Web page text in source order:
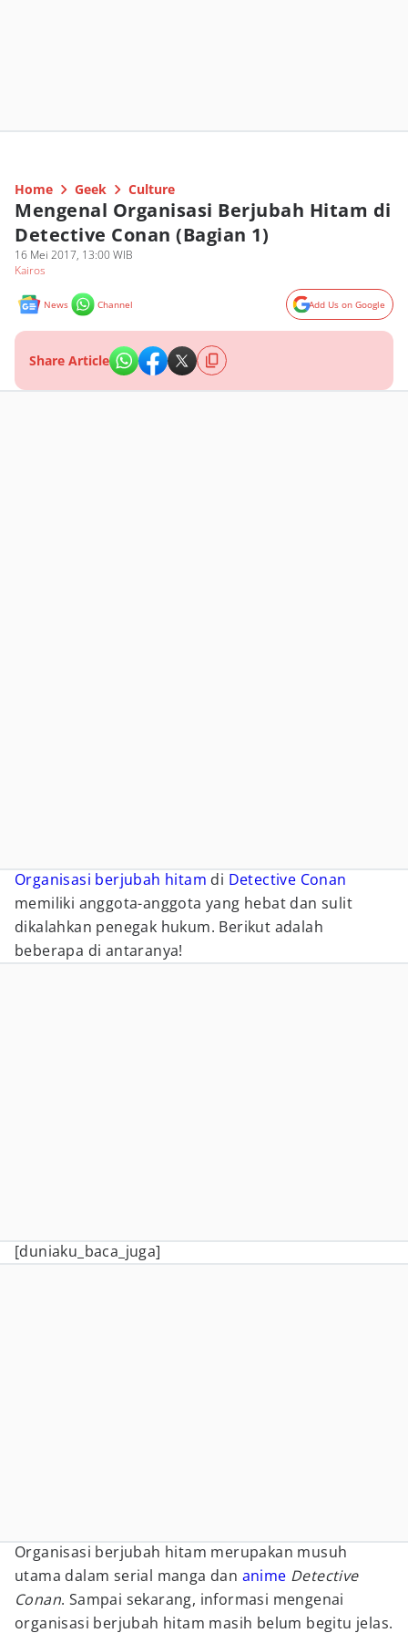
Home Geek Culture
Mengenal Organisasi Berjubah Hitam di
Detective Conan (Bagian 1)
16 Mei 2017, 13:00 WIB
Kairos
News Channel Add Us on Google
Share Article
Organisasi berjubah hitam di Detective Conan
memiliki anggota-anggota yang hebat dan sulit
dikalahkan penegak hukum. Berikut adalah
beberapa di antaranya!
[duniaku_baca_juga]
Organisasi berjubah hitam merupakan musuh
utama dalam serial manga dan anime Detective
Conan. Sampai sekarang, informasi mengenai
organisasi berjubah hitam masih belum begitu jelas.